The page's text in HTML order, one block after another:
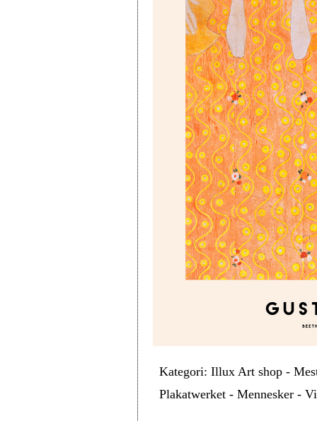
Kategori: Illux Art shop -
Plakatwerket - Mennesker -